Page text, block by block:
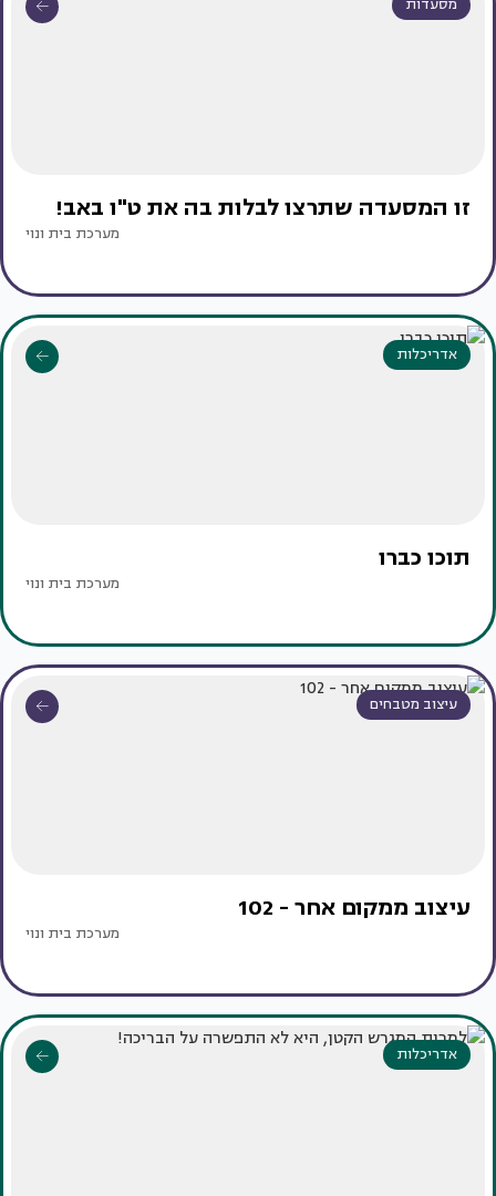
מסעדות
זו המסעדה שתרצו לבלות בה את ט"ו באב!
מערכת בית ונוי
אדריכלות
תוכו כברו
מערכת בית ונוי
עיצוב מטבחים
עיצוב ממקום אחר - 102
מערכת בית ונוי
אדריכלות